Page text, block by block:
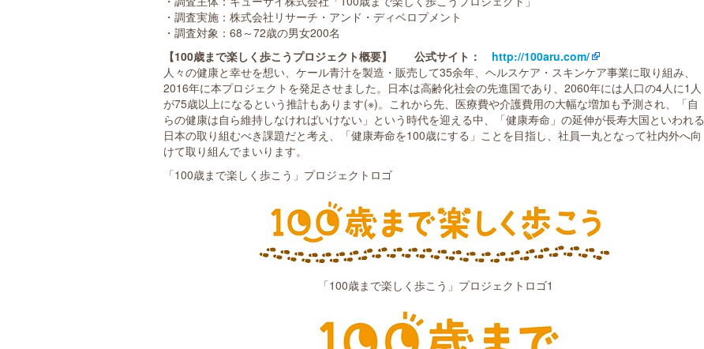
・調査実施：株式会社リサーチ・アンド・ディベロプメント
・調査対象：68～72歳の男女200名
【100歳まで楽しく歩こうプロジェクト概要】
公式サイト： http://100aru.com/
人々の健康と幸せを想い、ケール青汁を製造・販売して35余年、ヘルスケア・スキンケア事業に取り組み、
2016年に本プロジェクトを発足させました。日本は高齢化社会の先進国であり、2060年には人口の4人に1人
が75歳以上になるという推計もあります(※)。これから先、医療費や介護費用の大幅な増加も予測され、「自
らの健康は自ら維持しなければいけない」という時代を迎える中、「健康寿命」の延伸が長寿大国といわれる
日本の取り組むべき課題だと考え、「健康寿命を100歳にする」ことを目指し、社員一丸となって社内外へ向
けて取り組んでまいります。
「100歳まで楽しく歩こう」プロジェクトロゴ
「100歳まで楽しく歩こう」プロジェクトロゴ1